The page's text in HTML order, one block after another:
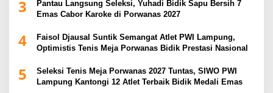
3
Pantau Langsung Seleksi, Yuhadi Bidik Sapu Bersih 7
Emas Cabor Karoke di Porwanas 2027
4
Faisol Djausal Suntik Semangat Atlet PWI Lampung,
Optimistis Tenis Meja Porwanas Bidik Prestasi Nasional
5
Seleksi Tenis Meja Porwanas 2027 Tuntas, SIWO PWI
Lampung Kantongi 12 Atlet Terbaik Bidik Medali Emas